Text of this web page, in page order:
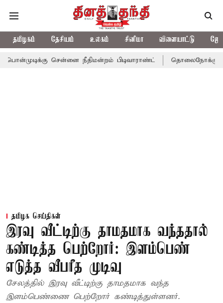
தமிழகம் தேசியம் உலகம் சினிமா விளையாட்டு
சென்னை நீதிமன்றம் பிடிவாராண்ட் தொலைநோக்கு
தமிழக செய்திகள்
இரவு வீட்டிற்கு தாமதமாக வந்ததால்
கண்டித்த பெற்றோர்: இளம்பெண்
எடுத்த வீபரீத முடிவு
சேலத்தில் இரவு வீட்டிற்கு தாமதமாக வந்த
இளம்பெண்ணை பெற்றோர் கண்டித்துள்ளனர்.